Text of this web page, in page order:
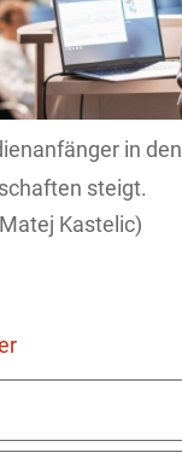
in den
steigt.
Kastelic)